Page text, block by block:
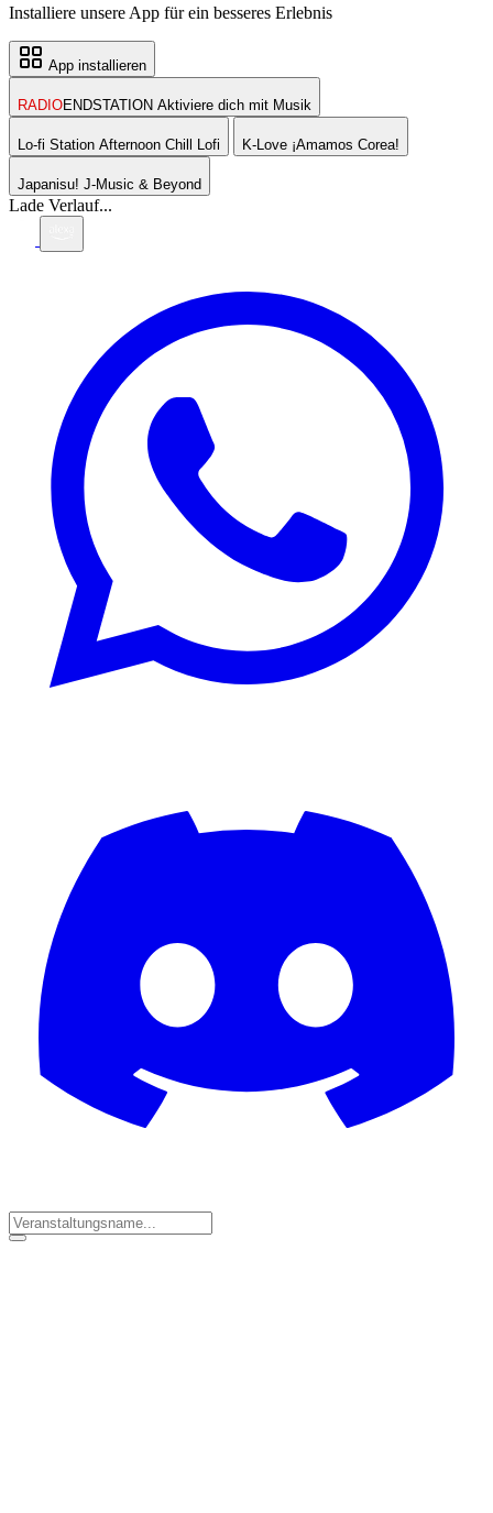
Installiere unsere App für ein besseres Erlebnis
App installieren
RADIOENDSTATION Aktiviere dich mit Musik
Lo-fi Station Afternoon Chill Lofi K-Love ¡Amamos Corea!
Japanisu! J-Music & Beyond
Lade Verlauf...